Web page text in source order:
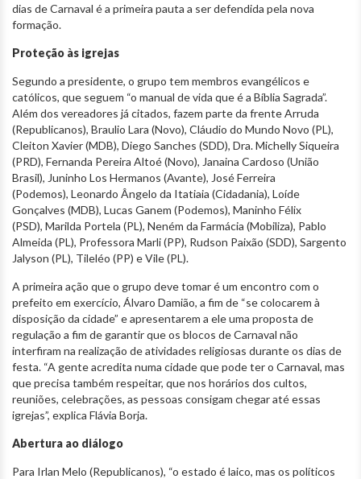
dias de Carnaval é a primeira pauta a ser defendida pela nova
formação.
Proteção às igrejas
Segundo a presidente, o grupo tem membros evangélicos e
católicos, que seguem “o manual de vida que é a Bíblia Sagrada”.
Além dos vereadores já citados, fazem parte da frente Arruda
(Republicanos), Braulio Lara (Novo), Cláudio do Mundo Novo (PL),
Cleiton Xavier (MDB), Diego Sanches (SDD), Dra. Michelly Siqueira
(PRD), Fernanda Pereira Altoé (Novo), Janaina Cardoso (União
Brasil), Juninho Los Hermanos (Avante), José Ferreira
(Podemos), Leonardo Ângelo da Itatiaia (Cidadania), Loíde
Gonçalves (MDB), Lucas Ganem (Podemos), Maninho Félix
(PSD), Marilda Portela (PL), Neném da Farmácia (Mobiliza), Pablo
Almeida (PL), Professora Marli (PP), Rudson Paixão (SDD), Sargento
Jalyson (PL), Tileléo (PP) e Vile (PL).
A primeira ação que o grupo deve tomar é um encontro com o
prefeito em exercício, Álvaro Damião, a fim de “se colocarem à
disposição da cidade” e apresentarem a ele uma proposta de
regulação a fim de garantir que os blocos de Carnaval não
interfiram na realização de atividades religiosas durante os dias de
festa. “A gente acredita numa cidade que pode ter o Carnaval, mas
que precisa também respeitar, que nos horários dos cultos,
reuniões, celebrações, as pessoas consigam chegar até essas
igrejas”, explica Flávia Borja.
Abertura ao diálogo
Para Irlan Melo (Republicanos), “o estado é laico, mas os políticos